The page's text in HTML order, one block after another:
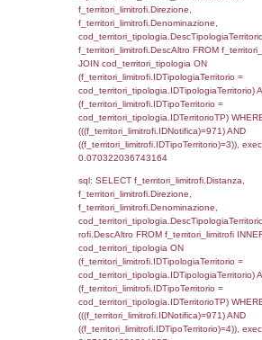
d1_controlli.Regione,
d1_controlli.Comune,
d1_controlli.Email,
INNER JOIN
executionMS:
IDNotifica=971,
sql: SELECT
StatoIspezione,
'%d/%m/%Y') as
DataChiusura,
'%d/%m/%Y') as